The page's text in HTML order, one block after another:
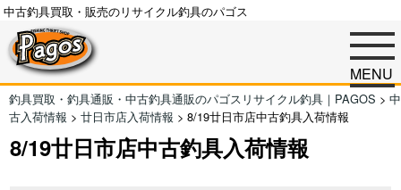
中古釣具買取・販売のリサイクル釣具のパゴス
MENU
釣具買取・釣具通販・中古釣具通販のパゴスリサイクル釣具｜PAGOS > 中
古入荷情報 > 廿日市店入荷情報 > 8/19廿日市店中古釣具入荷情報
8/19廿日市店中古釣具入荷情報